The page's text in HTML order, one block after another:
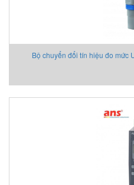
Bộ chuyển đổi tín hiệu đo mức